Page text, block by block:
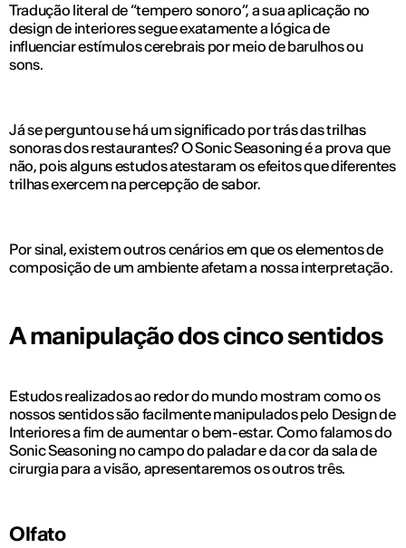
Tradução literal de “tempero sonoro”, a sua aplicação no
design de interiores segue exatamente a lógica de
influenciar estímulos cerebrais por meio de barulhos ou
sons.
Já se perguntou se há um significado por trás das trilhas
sonoras dos restaurantes? O Sonic Seasoning é a prova que
não, pois alguns estudos atestaram os efeitos que diferentes
trilhas exercem na percepção de sabor.
Por sinal, existem outros cenários em que os elementos de
composição de um ambiente afetam a nossa interpretação.
A manipulação dos cinco sentidos
Estudos realizados ao redor do mundo mostram como os
nossos sentidos são facilmente manipulados pelo Design de
Interiores a fim de aumentar o bem-estar. Como falamos do
Sonic Seasoning no campo do paladar e da cor da sala de
cirurgia para a visão, apresentaremos os outros três.
Olfato